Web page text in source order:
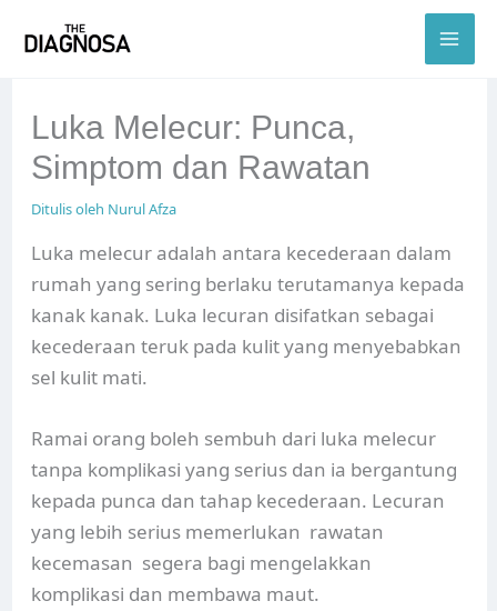
Luka Melecur: Punca,
Simptom dan Rawatan
Ditulis oleh Nurul Afza
Luka melecur adalah antara kecederaan dalam
rumah yang sering berlaku terutamanya kepada
kanak kanak. Luka lecuran disifatkan sebagai
kecederaan teruk pada kulit yang menyebabkan
sel kulit mati.
Ramai orang boleh sembuh dari luka melecur
tanpa komplikasi yang serius dan ia bergantung
kepada punca dan tahap kecederaan. Lecuran
yang lebih serius memerlukan rawatan
kecemasan segera bagi mengelakkan
komplikasi dan membawa maut.